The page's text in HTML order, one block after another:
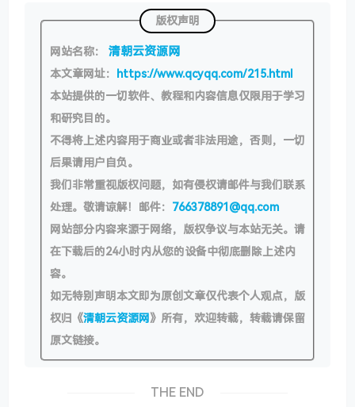
版权声明
网站名称： 清朝云资源网
本文章网址： https://www.qcyqq.com/215.html
本站提供的一切软件、教程和内容信息仅限用于学习
和研究目的。
不得将上述内容用于商业或者非法用途，否则，一切
后果请用户自负。
我们非常重视版权问题，如有侵权请邮件与我们联系
处理。敬请谅解！邮件： 766378891@qq.com
网站部分内容来源于网络，版权争议与本站无关。请
在下载后的24小时内从您的设备中彻底删除上述内
容。
如无特别声明本文即为原创文章仅代表个人观点，版
权归《清朝云资源网》所有，欢迎转载，转载请保留
原文链接。
THE END